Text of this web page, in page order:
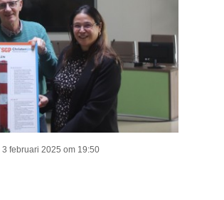
3 februari 2025 om 19:50